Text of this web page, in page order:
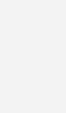
in
des Netzes
den Modulen